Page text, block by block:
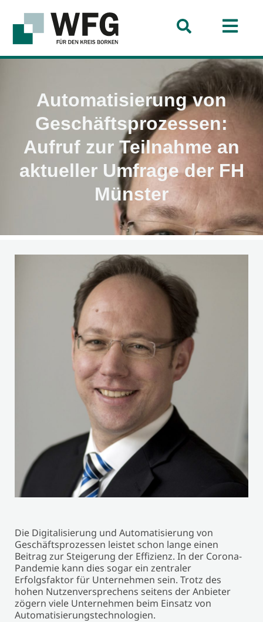
Automatisierung von
Geschäftsprozessen:
Aufruf zur Teilnahme an
aktueller Umfrage der FH
Münster
Die Digitalisierung und Automatisierung von
Geschäftsprozessen leistet schon lange einen
Beitrag zur Steigerung der Effizienz. In der Corona-
Pandemie kann dies sogar ein zentraler
Erfolgsfaktor für Unternehmen sein. Trotz des
hohen Nutzenversprechens seitens der Anbieter
zögern viele Unternehmen beim Einsatz von
Automatisierungstechnologien.